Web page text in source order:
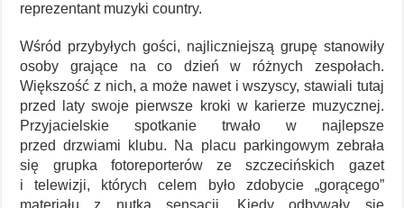
reprezentant muzyki country.
Wśród przybyłych gości, najliczniejszą grupę stanowiły
osoby grające na co dzień w różnych zespołach.
Większość z nich, a może nawet i wszyscy, stawiali tutaj
przed laty swoje pierwsze kroki w karierze muzycznej.
Przyjacielskie spotkanie trwało w najlepsze
przed drzwiami klubu. Na placu parkingowym zebrała
się grupka fotoreporterów ze szczecińskich gazet
i telewizji, których celem było zdobycie „gorącego”